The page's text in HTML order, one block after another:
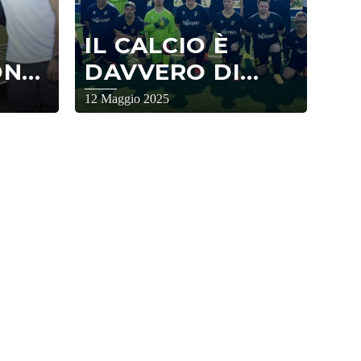
IL CALCIO È
DAVVERO DI
TUTTI E PER TUT
12 Maggio 2025